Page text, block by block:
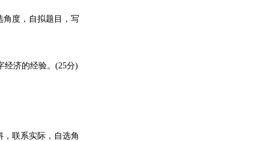
角度，自拟题目，写
经济的经验。(25分)
，联系实际，自选角